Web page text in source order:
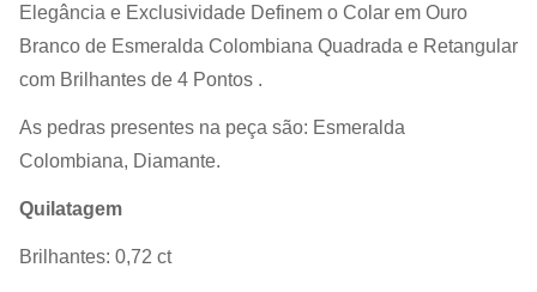
Elegância e Exclusividade Definem o Colar em Ouro
Branco de Esmeralda Colombiana Quadrada e Retangular
com Brilhantes de 4 Pontos .
As pedras presentes na peça são: Esmeralda
Colombiana, Diamante.
Quilatagem
Brilhantes: 0,72 ct